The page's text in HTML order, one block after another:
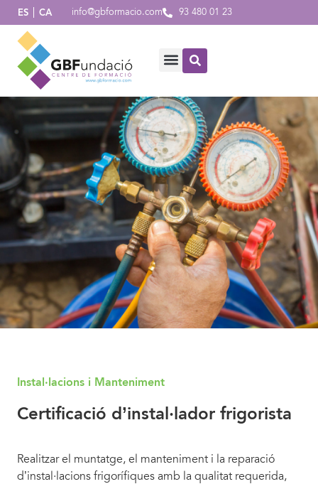
ES CA info@gbformacio.com 93 480 01 23
Instal·lacions i Manteniment
Certificació d’instal·lador frigorista
Realitzar el muntatge, el manteniment i la reparació
d’instal·lacions frigorífiques amb la qualitat requerida,